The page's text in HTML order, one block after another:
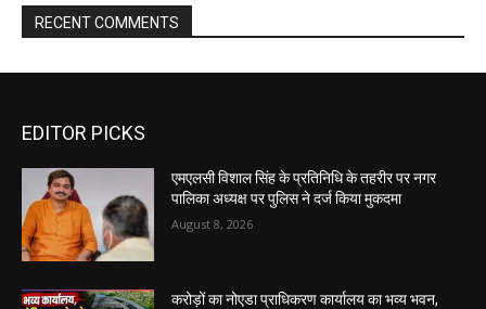
RECENT COMMENTS
EDITOR PICKS
एमएलसी विशाल सिंह के प्रतिनिधि के तहरीर पर नगर
पालिका अध्यक्ष पर पुलिस ने दर्ज किया मुकदमा
August 8, 2026
करोड़ों का नोएडा प्राधिकरण कार्यालय का भव्य भवन,